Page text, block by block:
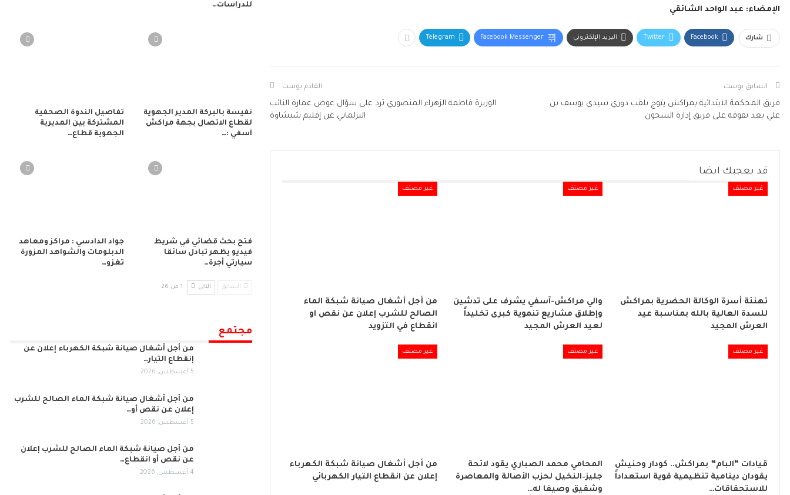
الإمضاء: عبد الواحد الشائقي
شارك Facebook
Twitter البريد الإلكتروني Facebook Messenger
Telegram
السابق بوست
فريق المحكمة الابتدائية بمراكش يتوج بلقب دوري سيدي يوسف بن
علي بعد تفوقه على فريق إدارة السجون
القادم بوست
الوزيرة فاطمة الزهراء المنصوري ترد على سؤال عوض عمارة النائب
البرلماني عن إقليم شيشاوة
قد يعجبك ايضا
غير مصنف
تهنئة أسرة الوكالة الحضرية بمراكش
للسدة العالية بالله بمناسبة عيد
العرش المجيد
غير مصنف
والي مراكش-آسفي يشرف على تدشين
وإطلاق مشاريع تنموية كبرى تخليداً
لعيد العرش المجيد
غير مصنف
من أجل أشغال صيانة شبكة الماء
الصالح للشرب إعلان عن نقص او
انقطاع في التزويد
غير مصنف
قيادات “البام” بمراكش.. كودار وحنيش
يقودان دينامية تنظيمية قوية استعداداً
للاستحقاقات…
غير مصنف
المحامي محمد الصباري يقود لائحة
جليز–النخيل لحزب الأصالة والمعاصرة
وشقيق وصيفا له…
غير مصنف
من أجل أشغال صيانة شبكة الكهرباء
إعلان عن انقطاع التيار الكهربائي
للدراسات…
نفيسة بالبركة المدير الجهوية
لقطاع الاتصال بجهة مراكش
آسفي :…
تفاصيل الندوة الصحفية
المشتركة بين المديرية
الجهوية قطاع…
فتح بحث قضائي في شريط
فيديو يظهر تبادل سائقا
سيارتي أجرة…
جواد الدادسي : مراكز ومعاهد
الدبلومات والشواهد المزورة
تغزو…
السابق التالي 1 من 26
مجتمع
من أجل أشغال صيانة شبكة الكهرباء إعلان عن
إنقطاع التيار…
5 أغسطس, 2026
من أجل أشغال صيانة شبكة الماء الصالح للشرب
إعلان عن نقص أو…
5 أغسطس, 2026
من أجل صيانة شبكة الماء الصالح للشرب إعلان
عن نقص أو انقطاع…
4 أغسطس, 2026